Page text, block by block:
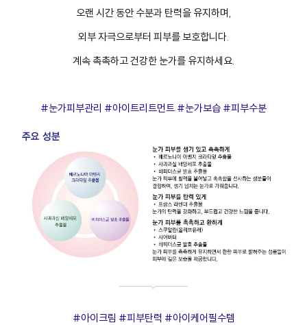
오랜 시간 동안 수분과 탄력을 유지하며,
외부 자극으로부터 피부를 보호합니다.
계속 촉촉하고 건강한 눈가를 유지하세요.
#눈가피부관리 #아이트리트먼트 #눈가보습 #피부수분
#아이크림 #피부탄력 #아이케어필수템